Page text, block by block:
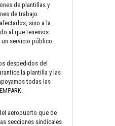
de plantillas y
de trabajo.
sino a la
al que tenemos
servicio público.
despedidos del
la plantilla y las
todas las
aeropuerto que de
secciones sindicales